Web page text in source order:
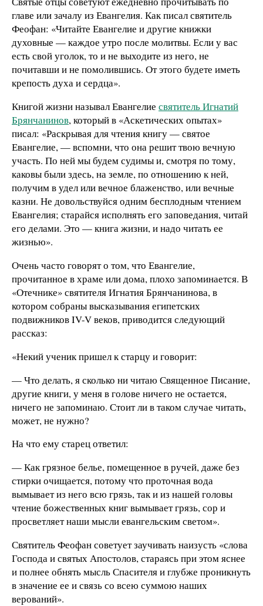
главе или зачалу из Евангелия. Как писал святитель
Феофан: «Читайте Евангелие и другие книжки
духовные — каждое утро после молитвы. Если у вас
есть свой уголок, то и не выходите из него, не
почитавши и не помолившись. От этого будете иметь
крепость духа и сердца».
Книгой жизни называл Евангелие святитель Игнатий
Брянчанинов, который в «Аскетических опытах»
писал: «Раскрывая для чтения книгу — святое
Евангелие, — вспомни, что она решит твою вечную
участь. По ней мы будем судимы и, смотря по тому,
каковы были здесь, на земле, по отношению к ней,
получим в удел или вечное блаженство, или вечные
казни. Не довольствуйся одним бесплодным чтением
Евангелия; старайся исполнять его заповедания, читай
его делами. Это — книга жизни, и надо читать ее
жизнью».
Очень часто говорят о том, что Евангелие,
прочитанное в храме или дома, плохо запоминается. В
«Отечнике» святителя Игнатия Брянчанинова, в
котором собраны высказывания египетских
подвижников IV-V веков, приводится следующий
рассказ:
«Некий ученик пришел к старцу и говорит:
— Что делать, я сколько ни читаю Священное Писание,
другие книги, у меня в голове ничего не остается,
ничего не запоминаю. Стоит ли в таком случае читать,
может, не нужно?
На что ему старец ответил:
— Как грязное белье, помещенное в ручей, даже без
стирки очищается, потому что проточная вода
вымывает из него всю грязь, так и из нашей головы
чтение божественных книг вымывает грязь, сор и
просветляет наши мысли евангельским светом».
Святитель Феофан советует заучивать наизусть «слова
Господа и святых Апостолов, стараясь при этом яснее
и полнее обнять мысль Спасителя и глубже проникнуть
в значение ее и связь со всею суммою наших
верований».